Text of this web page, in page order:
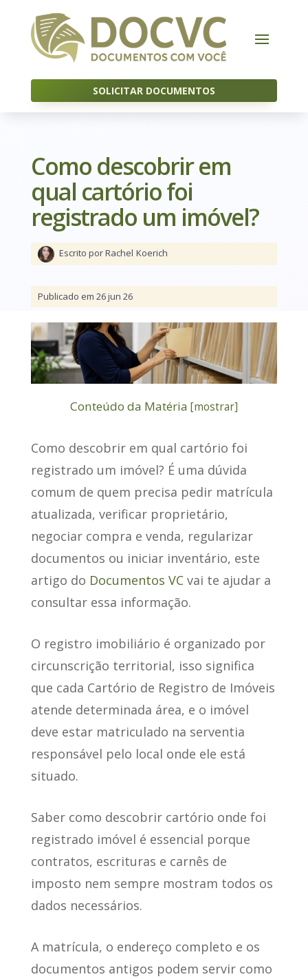
SOLICITAR DOCUMENTOS
Como descobrir em
qual cartório foi
registrado um imóvel?
Escrito por Rachel Koerich
Publicado em 26 jun 26
Conteúdo da Matéria [mostrar]
Como descobrir em qual cartório foi
registrado um imóvel? É uma dúvida
comum de quem precisa pedir matrícula
atualizada, verificar proprietário,
negociar compra e venda, regularizar
documentos ou iniciar inventário, este
artigo do Documentos VCvai te ajudar a
consultar essa informação.
O registro imobiliário é organizado por
circunscrição territorial, isso significa
que cada Cartório de Registro de Imóveis
atende determinada área, e o imóvel
deve estar matriculado na serventia
responsável pelo local onde ele está
situado.
Saber como descobrir cartório onde foi
registrado imóvel é essencial porque
contratos, escrituras e carnês de
imposto nem sempre mostram todos os
dados necessários.
A matrícula, o endereço completo e os
documentos antigos podem servir como